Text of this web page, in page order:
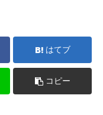
はてブ
コピー